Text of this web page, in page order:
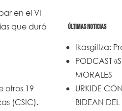
en el VI
que duró
otros 19
(CSIC).
ÚLTIMAS NOTICIAS
Ikasgiltza:
PODCAST
MORALES
URKIDE
BIDEAN